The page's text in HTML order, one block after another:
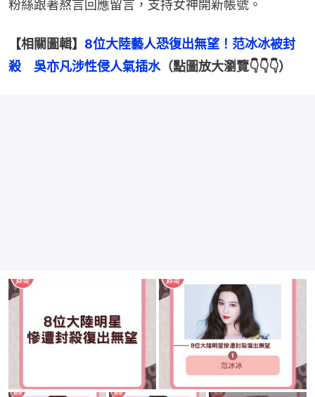
粉絲跟著熬言回應留言，支持女神開新帳號。
【相關圖輯】 8位大陸藝人恐復出無望！范冰冰被封
殺　吳亦凡涉性侵人氣插水（點圖放大瀏覽👇👇👇）